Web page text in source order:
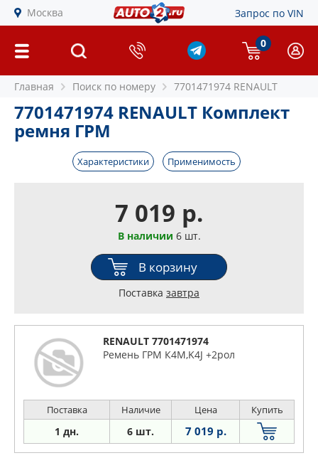
Москва Запрос по VIN
0
Главная Поиск по номеру 7701471974 RENAULT
7701471974 RENAULT Комплект
ремня ГРМ
Характеристики Применимость
7 019 р.
В наличии 6 шт.
В корзину
Поставка завтра
RENAULT 7701471974
Ремень ГРМ К4М,K4J +2рол
Поставка Наличие Цена Купить
1 дн. 6 шт. 7 019 р.